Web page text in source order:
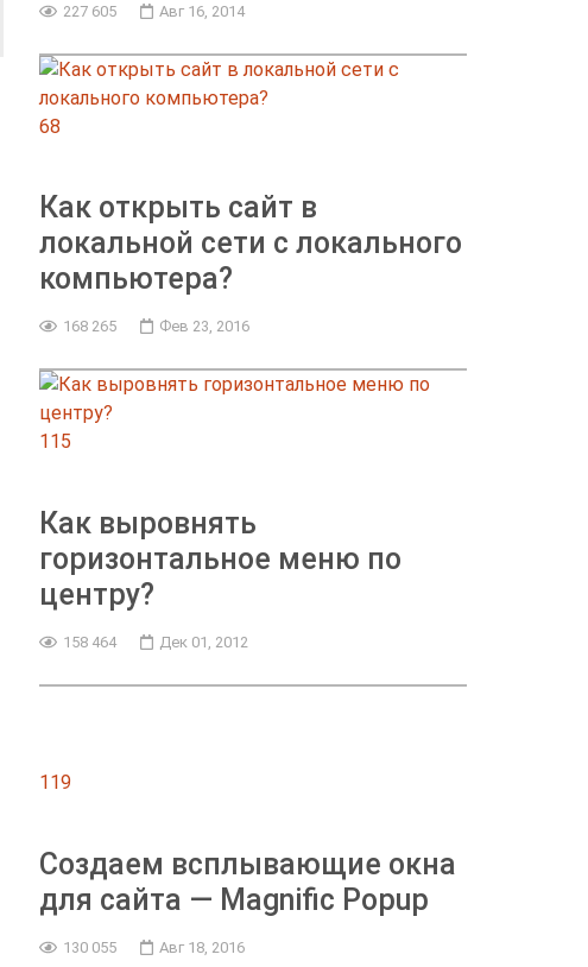
227 605 Авг 16, 2014
68
Как открыть сайт в
локальной сети с локального
компьютера?
168 265 Фев 23, 2016
115
Как выровнять
горизонтальное меню по
центру?
158 464 Дек 01, 2012
119
Создаем всплывающие окна
для сайта — Magnific Popup
130 055 Авг 18, 2016